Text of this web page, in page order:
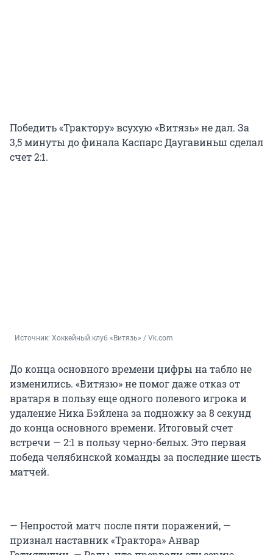
Победить «Трактору» всухую «Витязь» не дал. За
3,5 минуты до финала Каспарс Даугавиньш сделал
счет 2:1.
Источник: Хоккейный клуб «Витязь» / Vk.com
До конца основного времени цифры на табло не
изменились. «Витязю» не помог даже отказ от
вратаря в пользу еще одного полевого игрока и
удаление Ника Бэйлена за подножку за 8 секунд
до конца основного времени. Итоговый счет
встречи — 2:1 в пользу черно-белых. Это первая
победа челябинской команды за последние шесть
матчей.
— Непростой матч после пяти поражений, —
признал наставник «Трактора» Анвар